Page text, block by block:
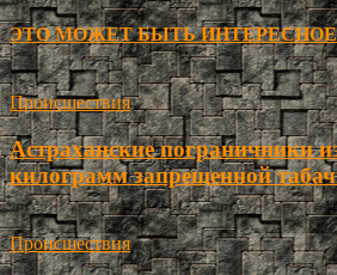
ЭТО МОЖЕТ БЫТЬ ИНТЕРЕСНО
Происшествия
Астраханские пограничники
килограмм запрещенной
Происшествия